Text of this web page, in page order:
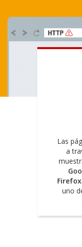
Las
a
Firefox
uno